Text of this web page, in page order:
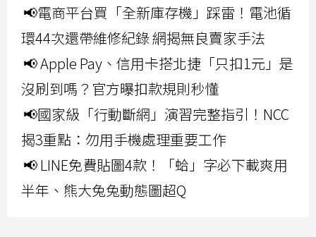
📢電商平台買「全新庫存機」踩雷！電池循
環44次還帶維修紀錄 網揭無良賣家手法
📢 Apple Pay、信用卡搭北捷「只扣1元」是
沒刷到嗎？官方曝扣款規則秒懂
📢國家級「行動斷網」演習完整指引！NCC
揭3重點：勿用手機處理重要工作
📢 LINE免費貼圖4款！「蛤」字必下載爽用
半年、熊大兔兔動態圖超Q